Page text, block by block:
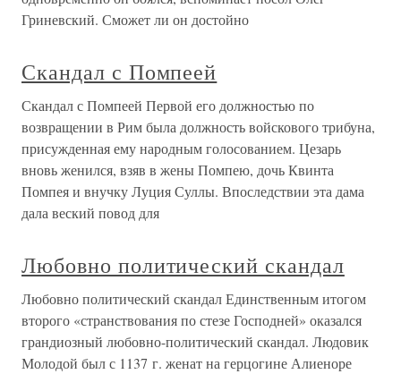
Гриневский. Сможет ли он достойно
Скандал с Помпеей
Скандал с Помпеей Первой его должностью по
возвращении в Рим была должность войскового трибуна,
присужденная ему народным голосованием. Цезарь
вновь женился, взяв в жены Помпею, дочь Квинта
Помпея и внучку Луция Суллы. Впоследствии эта дама
дала веский повод для
Любовно политический скандал
Любовно политический скандал Единственным итогом
второго «странствования по стезе Господней» оказался
грандиозный любовно-политический скандал. Людовик
Молодой был с 1137 г. женат на герцогине Алиеноре